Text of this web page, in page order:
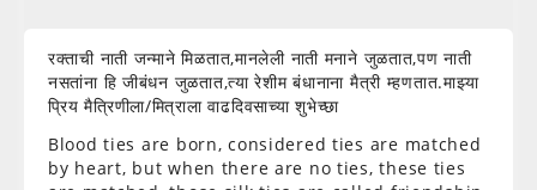
रक्ताची नाती जन्माने मिळतात,मानलेली नाती मनाने जुळतात,पण नाती
नसतांना हि जीबंधन जुळतात,त्या रेशीम बंधानाना मैत्री म्हणतात.माझ्या
प्रिय मैत्रिणीला/मित्राला वाढदिवसाच्या शुभेच्छा
Blood ties are born, considered ties are matched
by heart, but when there are no ties, these ties